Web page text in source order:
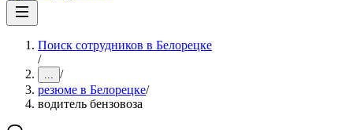
Поиск сотрудников в Белорецке
/
... /
резюме в Белорецке/
водитель бензовоза